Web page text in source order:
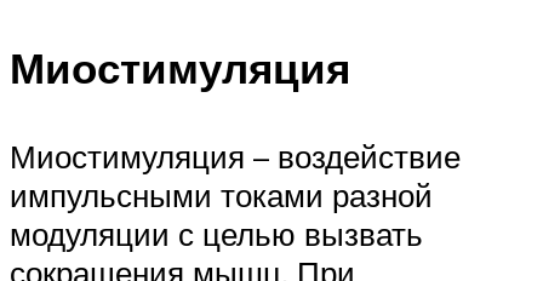
Миостимуляция
Миостимуляция – воздействие
импульсными токами разной
модуляции с целью вызвать
сокращения мышц. При